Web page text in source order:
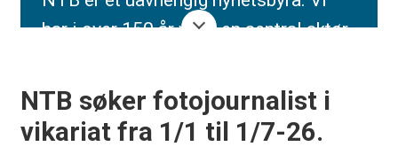
har i over 150 år vært en sentral aktør
overvåker, sorterer og dekker
nasjonale og internasjonale hendelser
døgnet rundt. Hver dag leverer NTBs
NTB søker fotojournalist i
vikariat fra 1/1 til 1/7-26.